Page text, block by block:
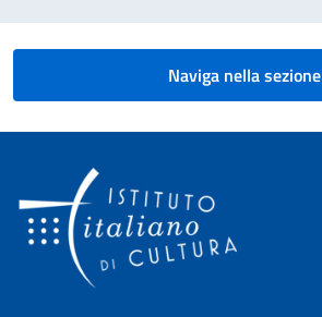
Naviga nella sezione